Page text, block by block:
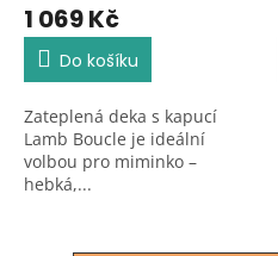
produktu
5,0
5
hvězdiček.
1 069 Kč
Do košíku
Zateplená deka s kapucí
Lamb Boucle je ideální
volbou pro miminko –
hebká,...